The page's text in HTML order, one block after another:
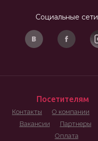
Социальные сети
Посетителям
Контакты О компании
Вакансии
Партнеры
Оплата